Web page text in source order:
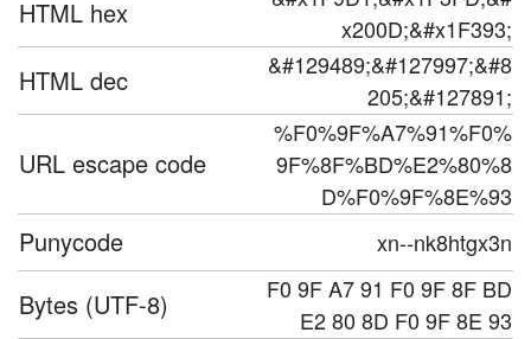
HTML hex
x200D;&#x1F393;
HTML dec
&#129489;&#127997;&#8
205;&#127891;
URL escape code
%F0%9F%A7%91%F0%
9F%8F%BD%E2%80%8
D%F0%9F%8E%93
Punycode xn--nk8htgx3n
Bytes (UTF-8)
F0 9F A7 91 F0 9F 8F BD
E2 80 8D F0 9F 8E 93